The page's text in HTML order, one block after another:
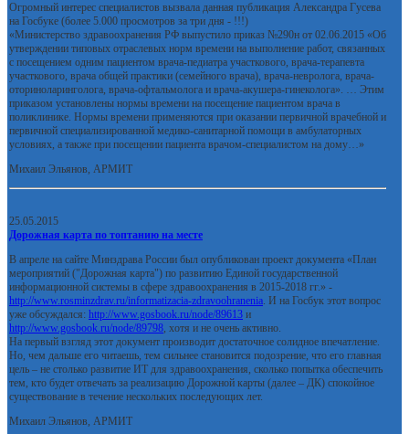
Огромный интерес специалистов вызвала данная публикация Александра Гусева
на Госбуке (более 5.000 просмотров за три дня - !!!)
«Министерство здравоохранения РФ выпустило приказ №290н от 02.06.2015 «Об
утверждении типовых отраслевых норм времени на выполнение работ, связанных
с посещением одним пациентом врача-педиатра участкового, врача-терапевта
участкового, врача общей практики (семейного врача), врача-невролога, врача-
оториноларинголога, врача-офтальмолога и врача-акушера-гинеколога». … Этим
приказом установлены нормы времени на посещение пациентом врача в
поликлинике. Нормы времени применяются при оказании первичной врачебной и
первичной специализированной медико-санитарной помощи в амбулаторных
условиях, а также при посещении пациента врачом-специалистом на дому…»
Михаил Эльянов, АРМИТ
25.05.2015
Дорожная карта по топтанию на месте
В апреле на сайте Минздрава России был опубликован проект документа «План
мероприятий ("Дорожная карта") по развитию Единой государственной
информационной системы в сфере здравоохранения в 2015-2018 гг.» -
http://www.rosminzdrav.ru/informatizacia-zdravoohranenia. И на Госбук этот вопрос
уже обсуждался: http://www.gosbook.ru/node/89613 и
http://www.gosbook.ru/node/89798, хотя и не очень активно.
На первый взгляд этот документ производит достаточное солидное впечатление.
Но, чем дальше его читаешь, тем сильнее становится подозрение, что его главная
цель – не столько развитие ИТ для здравоохранения, сколько попытка обеспечить
тем, кто будет отвечать за реализацию Дорожной карты (далее – ДК) спокойное
существование в течение нескольких последующих лет.
Михаил Эльянов, АРМИТ